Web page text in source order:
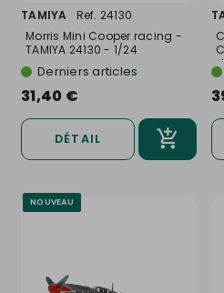
TAMIYA
Ref. 24130
Morris Mini Cooper racing -
TAMIYA 24130 - 1/24
Derniers articles
31,40 €
DÉTAIL
NOUVEAU